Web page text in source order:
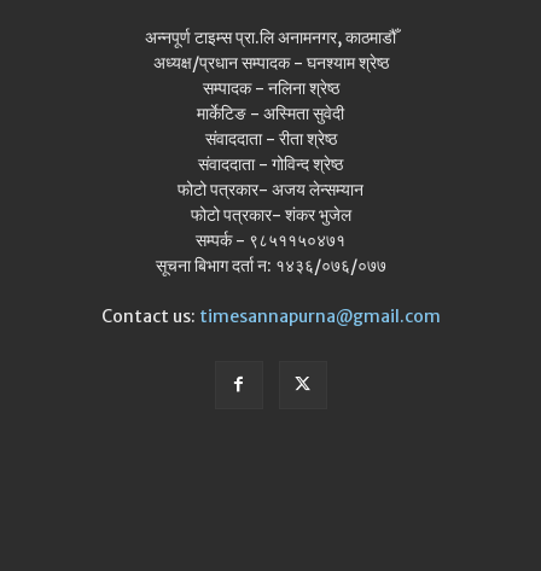
अन्नपूर्ण टाइम्स प्रा.लि अनामनगर, काठमाडौँ
अध्यक्ष/प्रधान सम्पादक - घनश्याम श्रेष्ठ
सम्पादक - नलिना श्रेष्ठ
मार्केटिङ - अस्मिता सुवेदी
संवाददाता - रीता श्रेष्ठ
संवाददाता - गोविन्द श्रेष्ठ
फोटो पत्रकार- अजय लेन्सम्यान
फोटो पत्रकार- शंकर भुजेल
सम्पर्क - ९८५११५०४७१
सूचना बिभाग दर्ता न: १४३६/०७६/०७७
Contact us: timesannapurna@gmail.com